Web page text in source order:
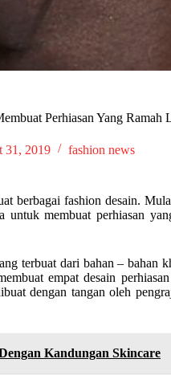
Perhiasan Yang Ramah
31, 2019 fashion news
berbagai fashion desain.
membuat perhiasan
terbuat dari bahan – bahan
empat desain
dengan tangan oleh
Kandungan Skincare